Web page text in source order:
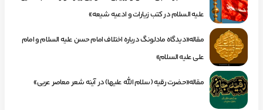
علیه السلام در کتب زیارات و ادعیه شیعه»
مقاله«دیدگاه مادلونگ درباره اختلاف امام حسن علیه السلام و امام
علی علیه السلام»
مقاله«حضرت رقیه (سلام الله علیها) در آینه شعر معاصر عربی»